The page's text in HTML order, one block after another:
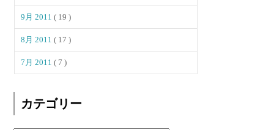
9月 2011( 19 )
8月 2011( 17 )
7月 2011( 7 )
カテゴリー